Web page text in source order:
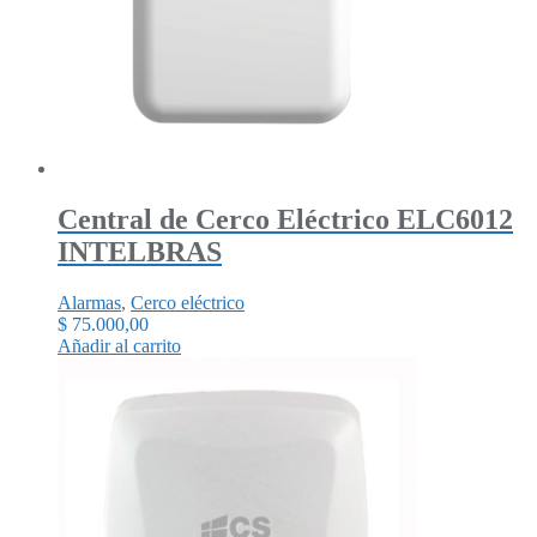
Central de Cerco Eléctrico ELC6012
INTELBRAS
Alarmas, Cerco eléctrico
$ 75.000,00
Añadir al carrito